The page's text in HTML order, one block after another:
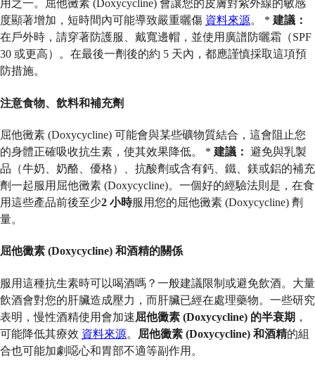
用之一。屈他黴素 (Doxycycline) 會讓您的皮膚對紫外線的敏感
度顯著增加，短時間內可能導致嚴重曬傷 資料來源。 * 建議：
在戶外時，請穿著防護服、戴寬邊帽，並使用廣譜防曬霜（SPF
30 或更高）。在最後一劑後的約 5 天內，都應謹慎採取這項預
防措施。
注意食物、飲料和補充劑
屈他黴素 (Doxycycline) 可能會與某些礦物質結合，這會阻止您
的身體正確吸收抗生素，使其效果降低。 * 建議： 避免與乳製
品（牛奶、奶酪、優格）、抗酸劑或含有鈣、鐵、鎂或鋁的補充
劑一起服用屈他黴素 (Doxycycline)。一個好的經驗法則是，在食
用這些產品前後至少2 小時服用您的屈他黴素 (Doxycycline) 劑
量。
屈他黴素 (Doxycycline) 和酒精的關係
服用這種抗生素時可以喝酒嗎？一般建議限制或避免飲酒。大量
飲酒會對您的肝臟造成壓力，而肝臟已經在處理藥物。一些研究
表明，慢性酒精使用會加速屈他黴素 (Doxycycline) 的半衰期 ，
可能降低其療效 資料來源。 屈他黴素 (Doxycycline) 和酒精的組
合也可能加劇噁心和胃部不適等副作用。